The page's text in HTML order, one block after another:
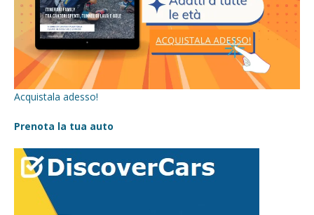
Acquistala adesso!
Prenota la tua auto